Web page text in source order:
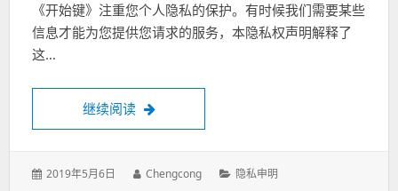
《开始键》注重您个人隐私的保护。有时候我们需要某些
信息才能为您提供您请求的服务，本隐私权声明解释了
这…
继续阅读 《开始键》隐私申明“StartButton” PRIVACY
发
2019年5月6日
作
Chengcong
分
隐私申明